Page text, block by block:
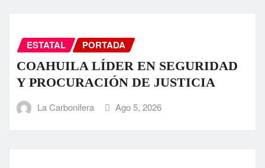
ESTATAL PORTADA
COAHUILA LÍDER EN SEGURIDAD
Y PROCURACIÓN DE JUSTICIA
La Carbonifera Ago 5, 2026